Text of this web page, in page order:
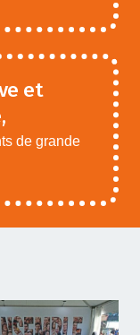
et
de grande